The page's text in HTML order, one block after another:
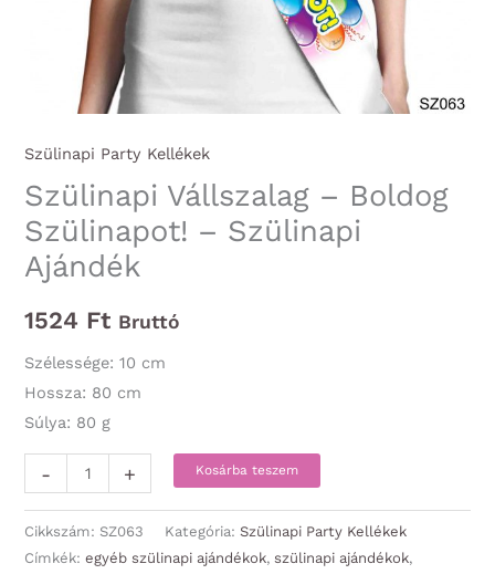
Szülinapi Party Kellékek
Szülinapi Vállszalag – Boldog
Szülinapot! – Szülinapi
Ajándék
1524 Ft Bruttó
Szélessége: 10 cm
Hossza: 80 cm
Súlya: 80 g
-
Szülinapi
Vállszalag
-
Boldog
+ Kosárba teszem
Cikkszám: SZ063 Kategória:Szülinapi Party Kellékek
Címkék:egyéb szülinapi ajándékok,szülinapi ajándékok,